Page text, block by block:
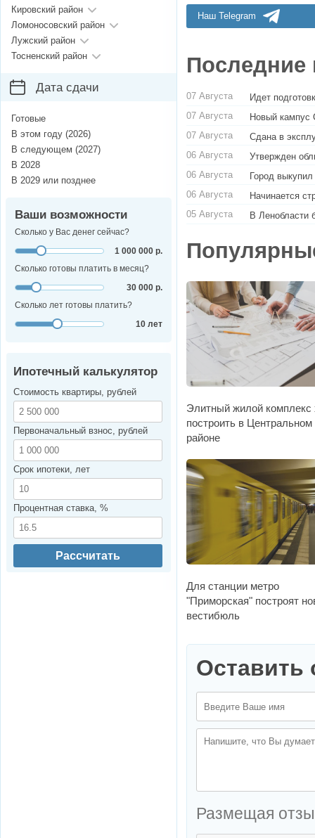
Наш Telegram
Последние
07 Августа
Идет
07 Августа
Новый кампус
07 Августа
Сдана в
06 Августа
Утвержден
06 Августа
Город
06 Августа
Начинается
05 Августа
В Ленобласти
Элитный жилой комплекс
построить в Центральном
районе
Для станции метро
"Приморская" построят
вестибюль
Оставить
Размещая
Кировский район
Ломоносовский район
Лужский район
Тосненский район
Дата сдачи
Готовые
В этом году (2026)
В следующем (2027)
В 2028
В 2029 или позднее
Ваши возможности
Сколько у Вас денег сейчас?
1 000 000 р.
Сколько готовы платить в месяц?
30 000 р.
Сколько лет готовы платить?
10 лет
Ипотечный калькулятор
Стоимость квартиры, рублей
Первоначальный взнос, рублей
Срок ипотеки, лет
Процентная ставка, %
Рассчитать